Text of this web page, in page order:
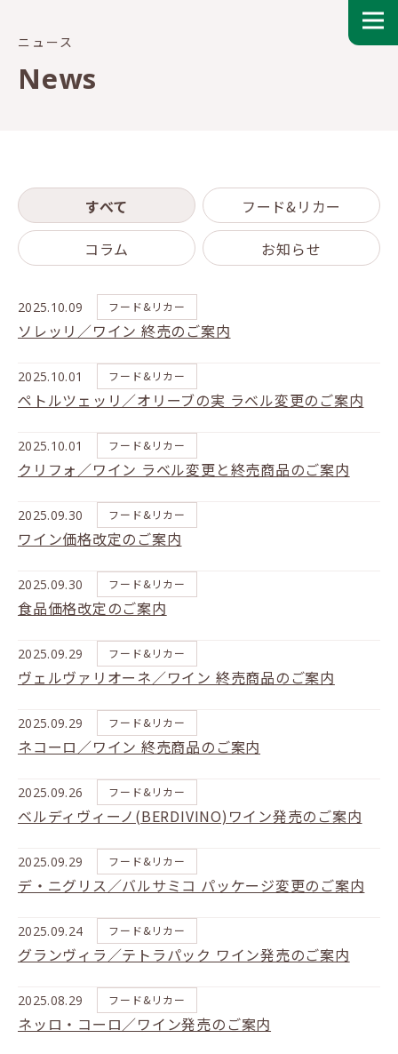
ニュース
News
すべて
フード&リカー
コラム
お知らせ
2025.10.09 フード&リカー
ソレッリ／ワイン 終売のご案内
2025.10.01 フード&リカー
ペトルツェッリ／オリーブの実 ラベル変更のご案内
2025.10.01 フード&リカー
クリフォ／ワイン ラベル変更と終売商品のご案内
2025.09.30 フード&リカー
ワイン価格改定のご案内
2025.09.30 フード&リカー
食品価格改定のご案内
2025.09.29 フード&リカー
ヴェルヴァリオーネ／ワイン 終売商品のご案内
2025.09.29 フード&リカー
ネコーロ／ワイン 終売商品のご案内
2025.09.26 フード&リカー
ベルディヴィーノ(BERDIVINO)ワイン発売のご案内
2025.09.29 フード&リカー
デ・ニグリス／バルサミコ パッケージ変更のご案内
2025.09.24 フード&リカー
グランヴィラ／テトラパック ワイン発売のご案内
2025.08.29 フード&リカー
ネッロ・コーロ／ワイン発売のご案内